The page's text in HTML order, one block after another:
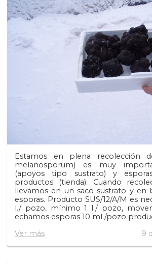
Estamos en plena recolección
melanosporum) es muy
(apoyos tipo sustrato) y
productos (tienda). Cuando
llevamos en un saco sustrato y en
esporas. Producto SUS/12/A/M es
l./ pozo, mínimo 1 l./ pozo,
echamos esporas 10 ml./pozo
9
Ver más